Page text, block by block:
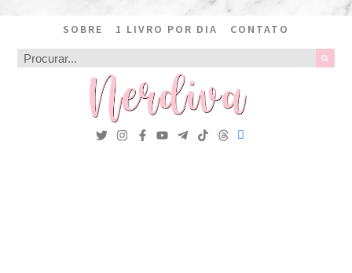
SOBRE 1 LIVRO POR DIA CONTATO